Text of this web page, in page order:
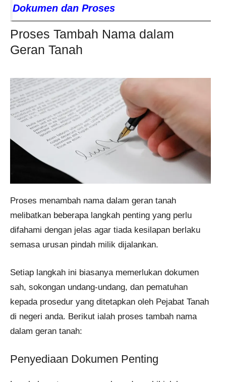
Dokumen dan Proses
Proses Tambah Nama dalam
Geran Tanah
Proses menambah nama dalam geran tanah
melibatkan beberapa langkah penting yang perlu
difahami dengan jelas agar tiada kesilapan berlaku
semasa urusan pindah milik dijalankan.
Setiap langkah ini biasanya memerlukan dokumen
sah, sokongan undang-undang, dan pematuhan
kepada prosedur yang ditetapkan oleh Pejabat Tanah
di negeri anda. Berikut ialah proses tambah nama
dalam geran tanah:
Penyediaan Dokumen Penting